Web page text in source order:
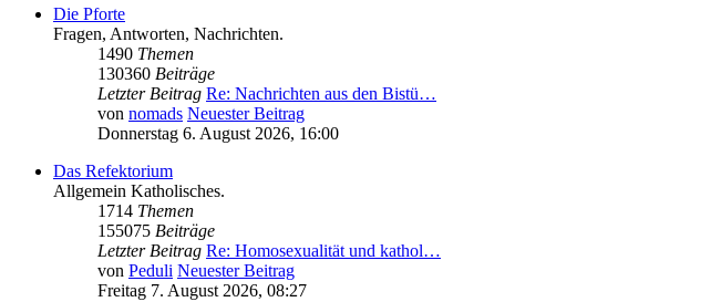
Die Pforte
Fragen, Antworten, Nachrichten.
1490 Themen
130360 Beiträge
Letzter Beitrag Re: Nachrichten aus den Bistü…
von nomads Neuester Beitrag
Donnerstag 6. August 2026, 16:00
Das Refektorium
Allgemein Katholisches.
1714 Themen
155075 Beiträge
Letzter Beitrag Re: Homosexualität und kathol…
von Peduli Neuester Beitrag
Freitag 7. August 2026, 08:27